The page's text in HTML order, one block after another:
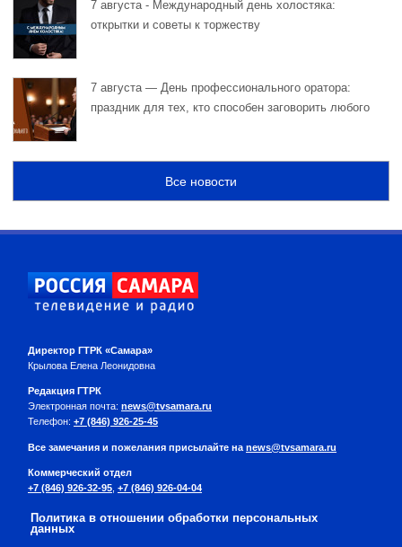
7 августа - Международный день холостяка:
открытки и советы к торжеству
7 августа — День профессионального оратора:
праздник для тех, кто способен заговорить любого
Все новости
Директор ГТРК «Самара»
Крылова Елена Леонидовна
Редакция ГТРК
Электронная почта: news@tvsamara.ru
Телефон: +7 (846) 926-25-45
Все замечания и пожелания присылайте на news@tvsamara.ru
Коммерческий отдел
+7 (846) 926-32-95 +7 (846) 926-04-04
Политика в отношении обработки персональных
данных